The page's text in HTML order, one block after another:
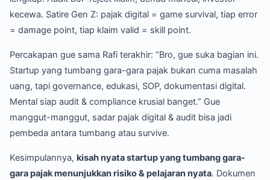
kecewa. Satire Gen Z: pajak digital = game survival, tiap error
= damage point, tiap klaim valid = skill point.
Percakapan gue sama Rafi terakhir: “Bro, gue suka bagian ini.
Startup yang tumbang gara-gara pajak bukan cuma masalah
uang, tapi governance, edukasi, SOP, dokumentasi digital.
Mental siap audit & compliance krusial banget.” Gue
manggut-manggut, sadar pajak digital & audit bisa jadi
pembeda antara tumbang atau survive.
Kesimpulannya, kisah nyata startup yang tumbang gara-
gara pajak menunjukkan risiko & pelajaran nyata. Dokumen